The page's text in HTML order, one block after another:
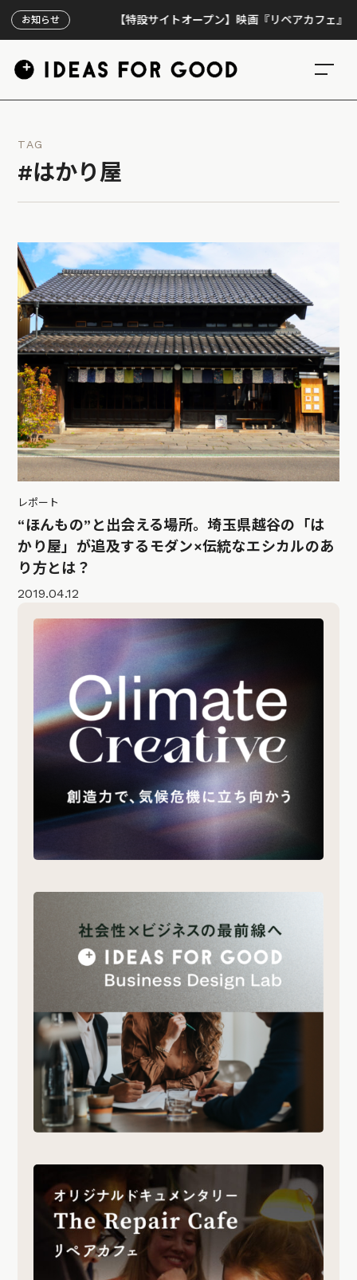
お知らせ 【特設サイトオープン】映画『リペアカフェ』、上
TAG
#はかり屋
レポート
“ほんもの”と出会える場所。埼玉県越谷の「は
かり屋」が追及するモダン×伝統なエシカルのあ
り方とは？
2019.04.12